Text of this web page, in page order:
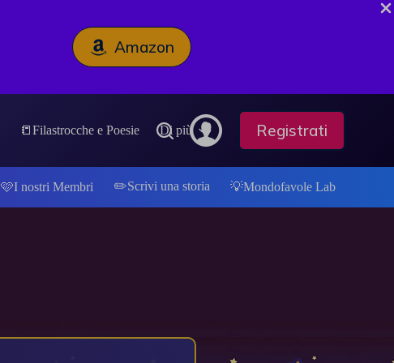
Amazon
📒Filastrocche e Poesie Di più Registrati
🩷I nostri Membri ✏️Scrivi una storia 💡Mondofavole Lab